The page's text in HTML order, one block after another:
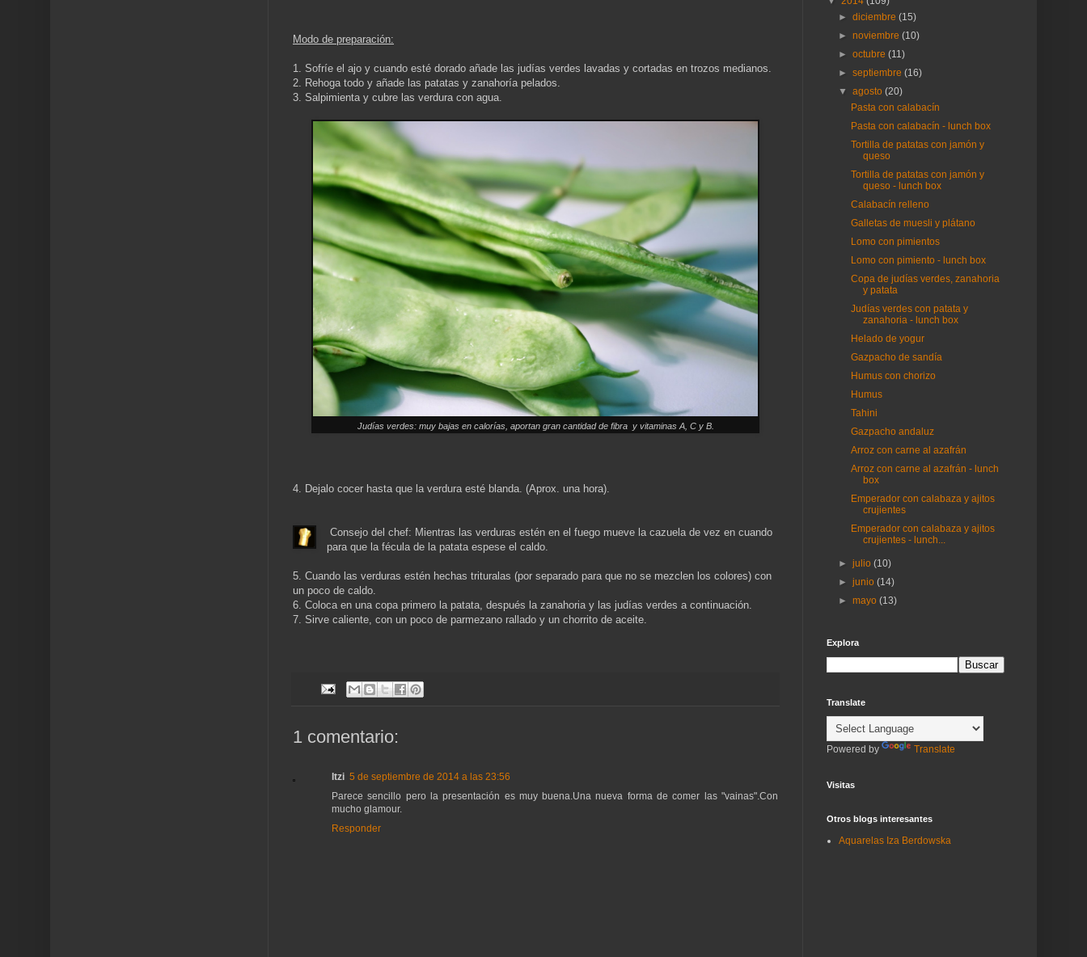
Modo de preparación:
1. Sofríe el ajo y cuando esté dorado añade las judías verdes lavadas y cortadas en trozos medianos.
2. Rehoga todo y añade las patatas y zanahoría pelados.
3. Salpimienta y cubre las verdura con agua.
Judías verdes: muy bajas en calorías, aportan gran cantidad de fibra y vitaminas A, C y B.
4. Dejalo cocer hasta que la verdura esté blanda. (Aprox. una hora).
Consejo del chef: Mientras las verduras estén en el fuego mueve la cazuela de vez en cuando
para que la fécula de la patata espese el caldo.
5. Cuando las verduras estén hechas trituralas (por separado para que no se mezclen los colores) con
un poco de caldo.
6. Coloca en una copa primero la patata, después la zanahoria y las judías verdes a continuación.
7. Sirve caliente, con un poco de parmezano rallado y un chorrito de aceite.
1 comentario:
Itzi 5 de septiembre de 2014 a las 23:56
Parece sencillo pero la presentación es muy buena.Una nueva forma de comer las "vainas".Con
mucho glamour.
Responder
►diciembre(15)
►noviembre(10)
►octubre(11)
►septiembre(16)
▼agosto(20)
Pasta con calabacín
Pasta con calabacín - lunch box
Tortilla de patatas con jamón y
queso
Tortilla de patatas con jamón y
queso - lunch box
Calabacín relleno
Galletas de muesli y plátano
Lomo con pimientos
Lomo con pimiento - lunch box
Copa de judías verdes, zanahoria
y patata
Judías verdes con patata y
zanahoria - lunch box
Helado de yogur
Gazpacho de sandía
Humus con chorizo
Humus
Tahini
Gazpacho andaluz
Arroz con carne al azafrán
Arroz con carne al azafrán - lunch
box
Emperador con calabaza y ajitos
crujientes
Emperador con calabaza y ajitos
crujientes - lunch...
►julio(10)
►junio(14)
►mayo(13)
Explora
Translate
Powered by Translate
Visitas
Otros blogs interesantes
Aquarelas Iza Berdowska